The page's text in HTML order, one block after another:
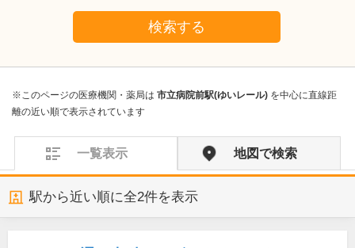
検索する
※このページの医療機関・薬局は 市立病院前駅(ゆいレール) を中心に直線距
離の近い順で表示されています
一覧表示 地図で検索
駅から近い順に全2件を表示